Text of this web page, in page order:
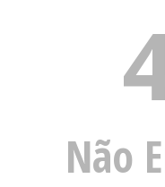
Não